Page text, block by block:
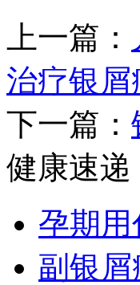
上一篇：
治疗银屑
下一篇：
健康速递
孕期
副银